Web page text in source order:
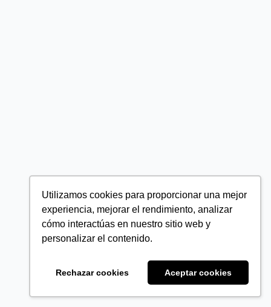
Utilizamos cookies para proporcionar una mejor
experiencia, mejorar el rendimiento, analizar
cómo interactúas en nuestro sitio web y
personalizar el contenido.
Rechazar cookies Aceptar cookies